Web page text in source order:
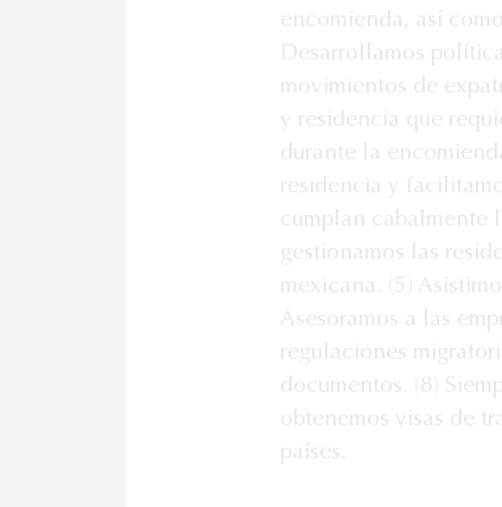
encomienda, así
Desarrollamos
movimientos de
y residencia que
durante la
residencia y
cumplan cabalmente
gestionamos las
mexicana. (5)
Asesoramos a las
regulaciones
documentos. (8)
obtenemos visas de
países.